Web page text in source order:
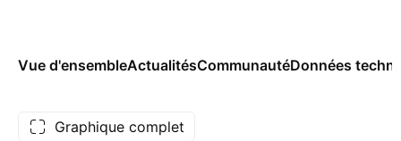
Vue d'ensembleActualitésCommunautéDonnées
Graphique complet